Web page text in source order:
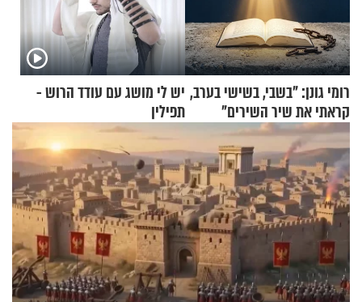
רומי גונן: "בשבי, בשישי בערב,
קראתי את שיר השירים"
יש לי מושג עם עודד הרוש -
תפילין